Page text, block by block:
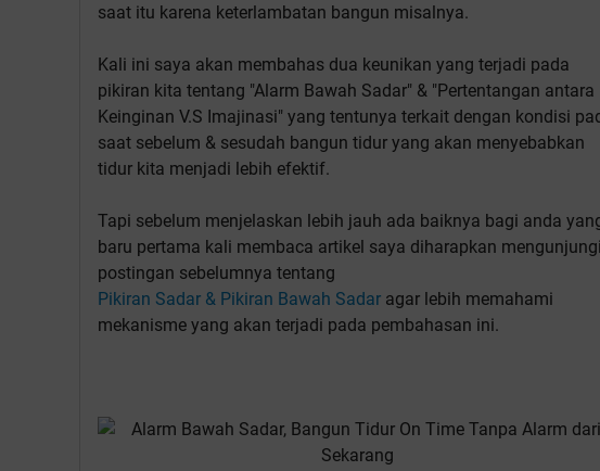
saat itu karena keterlambatan bangun misalnya.
Kali ini saya akan membahas dua keunikan yang terjadi pada
pikiran kita tentang "Alarm Bawah Sadar" & "Pertentangan antara
Keinginan V.S Imajinasi" yang tentunya terkait dengan kondisi
saat sebelum & sesudah bangun tidur yang akan menyebabkan
tidur kita menjadi lebih efektif.
Tapi sebelum menjelaskan lebih jauh ada baiknya bagi anda
baru pertama kali membaca artikel saya diharapkan
postingan sebelumnya tentang
Pikiran Sadar & Pikiran Bawah Sadar agar lebih memahami
mekanisme yang akan terjadi pada pembahasan ini.